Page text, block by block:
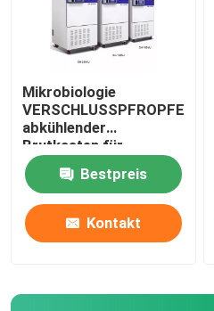
Mikrobiologie
VERSCHLUSSPFROPFEN
abkühlender
Brutkasten für
Bakterienkultur 110V
220V
Bestpreis
Kontakt